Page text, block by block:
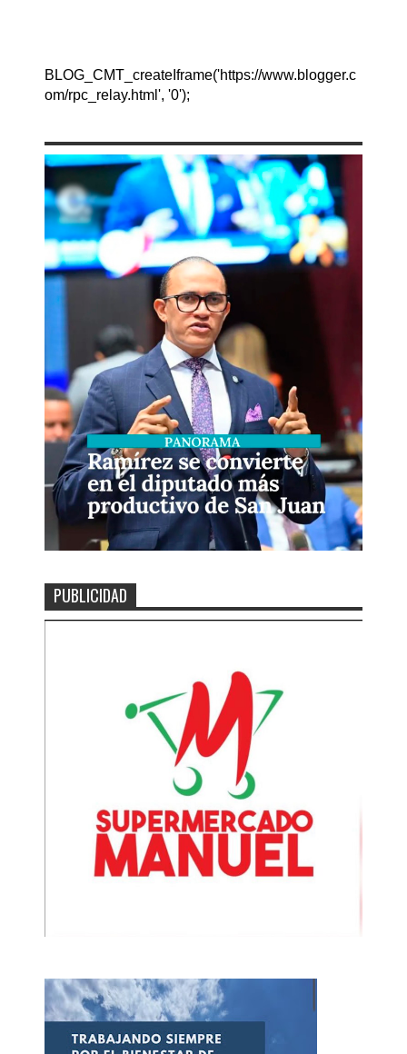
BLOG_CMT_createIframe('https://www.blogger.c
om/rpc_relay.html', '0');
PUBLICIDAD